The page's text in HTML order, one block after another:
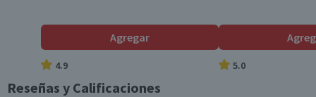
Alto cm
Largo cm
Agregar
4.9 5.0
Reseñas y Calificaciones